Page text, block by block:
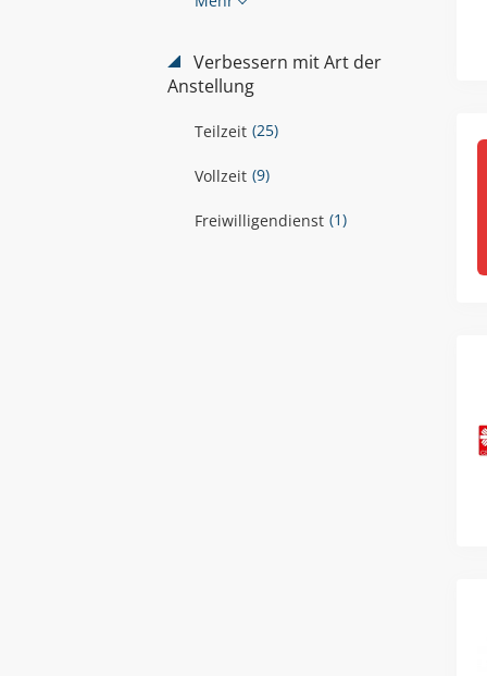
Verbessern mit Art der
Anstellung
Teilzeit (25)
Vollzeit (9)
Freiwilligendienst (1)